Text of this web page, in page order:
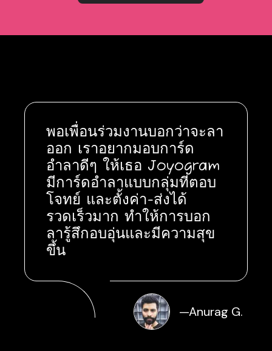
พอเพื่อนร่วมงานบอกว่าจะลา
ออก เราอยากมอบการ์ด
อำลาดีๆ ให้เธอ Joyogram
มีการ์ดอำลาแบบกลุ่มที่ตอบ
โจทย์ และตั้งค่า-ส่งได้
รวดเร็วมาก ทำให้การบอก
ลารู้สึกอบอุ่นและมีความสุข
ขึ้น
—Anurag G.